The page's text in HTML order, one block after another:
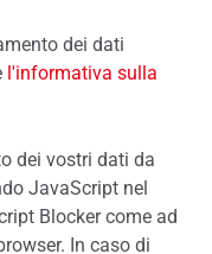
dei dati
l'informativa sulla
dei vostri dati da
JavaScript nel
Blocker come ad
In caso di